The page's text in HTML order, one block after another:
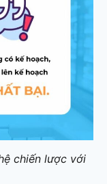
chiến lược với